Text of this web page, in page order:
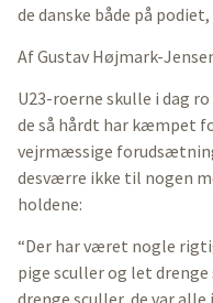
de danske både på
Af Gustav Højmark-
U23-roerne skulle i dag
de så hårdt har kæmpet
vejrmæssige
desværre ikke til nogen
holdene:
“Der har været nogle
pige sculler og let